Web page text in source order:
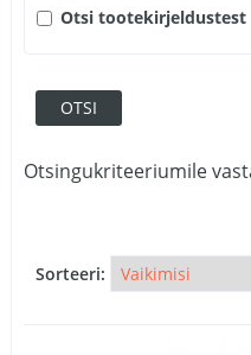
Otsi tootekirjeldustest
Otsingukriteeriumile
Sorteeri: